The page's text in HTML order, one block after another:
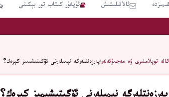
ئالاقىلىشىش ئۇيغۇر كىتاب تور بېكىتى
توپلاملىرى ۋە مەجمۇئەلەر/پەرزەنتلەرگە نېمىلەرنى ئۆگىتىشىمىز كېرەك؟